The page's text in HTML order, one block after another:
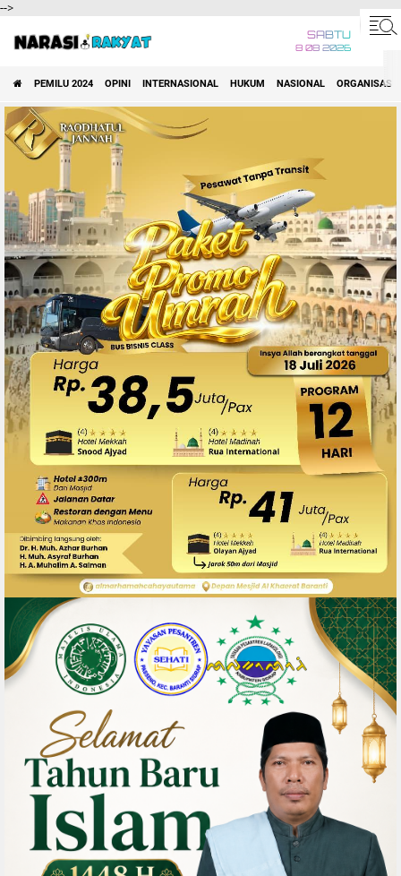
-->
SABTU
8 08 2026
PEMILU 2024 OPINI INTERNASIONAL HUKUM NASIONAL ORGANISASI